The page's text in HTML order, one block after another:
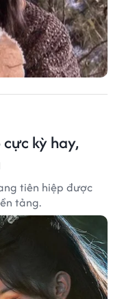
kỳ hay,
tiên hiệp được
tảng.